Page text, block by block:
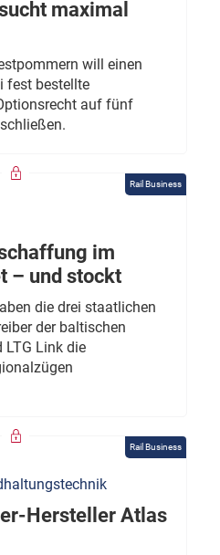
maximal
will einen
fest bestellte
auf fünf
Rail Business
im
– und stockt
die drei staatlichen
der baltischen
LTG Link die
Rail Business
Hersteller Atlas